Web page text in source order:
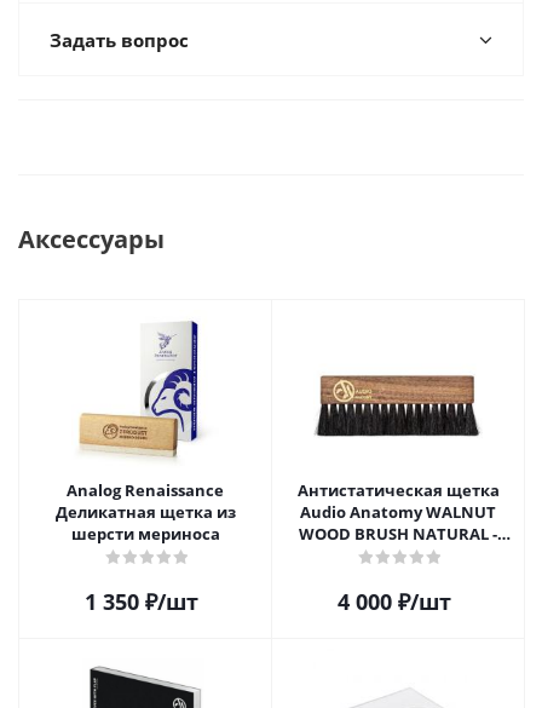
Задать вопрос
Аксессуары
Analog Renaissance
Деликатная щетка из
шерсти мериноса
1 350₽/шт
Антистатическая щетка
Audio Anatomy WALNUT
WOOD BRUSH NATURAL -
DELUXE
4 000₽/шт